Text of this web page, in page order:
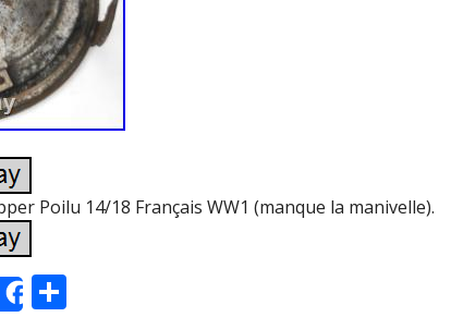
Poilu 14/18 Français WW1 (manque la manivelle).
Share